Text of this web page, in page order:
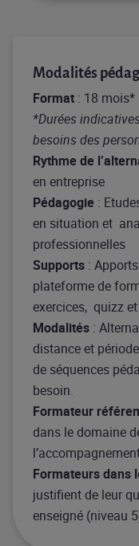
Modalités
Format : 18 mois*
*Durées
besoins des
Rythme de
en entreprise
Pédagogie :
en situation et
professionnelles
Supports :
plateforme de
exercices, quizz
Modalités :
distance et
de séquences
besoin.
Formateur
dans le domaine
Formateurs dans
justifient de leur
enseigné (niveau